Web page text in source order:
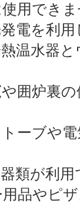
用でき
電を利
熱温水器
や囲炉裏
トーブや
器類が利
用品や